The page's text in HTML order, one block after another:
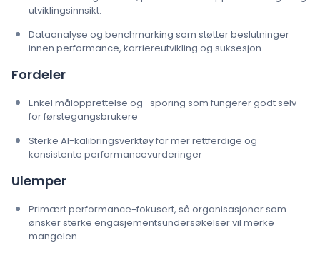
utviklingsinnsikt.
Dataanalyse og benchmarking som støtter beslutninger
innen performance, karriereutvikling og suksesjon.
Fordeler
Enkel målopprettelse og -sporing som fungerer godt selv
for førstegangsbrukere
Sterke AI-kalibringsverktøy for mer rettferdige og
konsistente performancevurderinger
Ulemper
Primært performance-fokusert, så organisasjoner som
ønsker sterke engasjementsundersøkelser vil merke
mangelen